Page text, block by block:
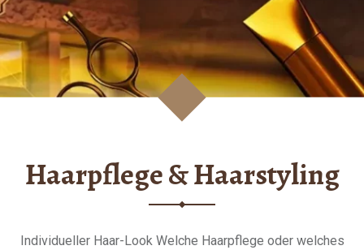
Haarpflege & Haarstyling
Individueller Haar-Look Welche Haarpflege oder welches